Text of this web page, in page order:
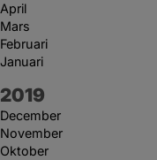
April
Mars
Februari
Januari
År:
2019
December
November
Oktober